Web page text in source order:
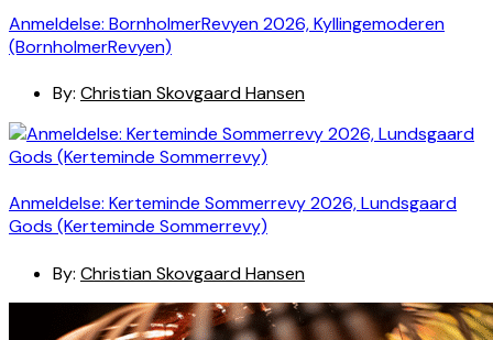
Anmeldelse: BornholmerRevyen 2026, Kyllingemoderen
(BornholmerRevyen)
By: Christian Skovgaard Hansen
Anmeldelse: Kerteminde Sommerrevy 2026, Lundsgaard
Gods (Kerteminde Sommerrevy)
By: Christian Skovgaard Hansen